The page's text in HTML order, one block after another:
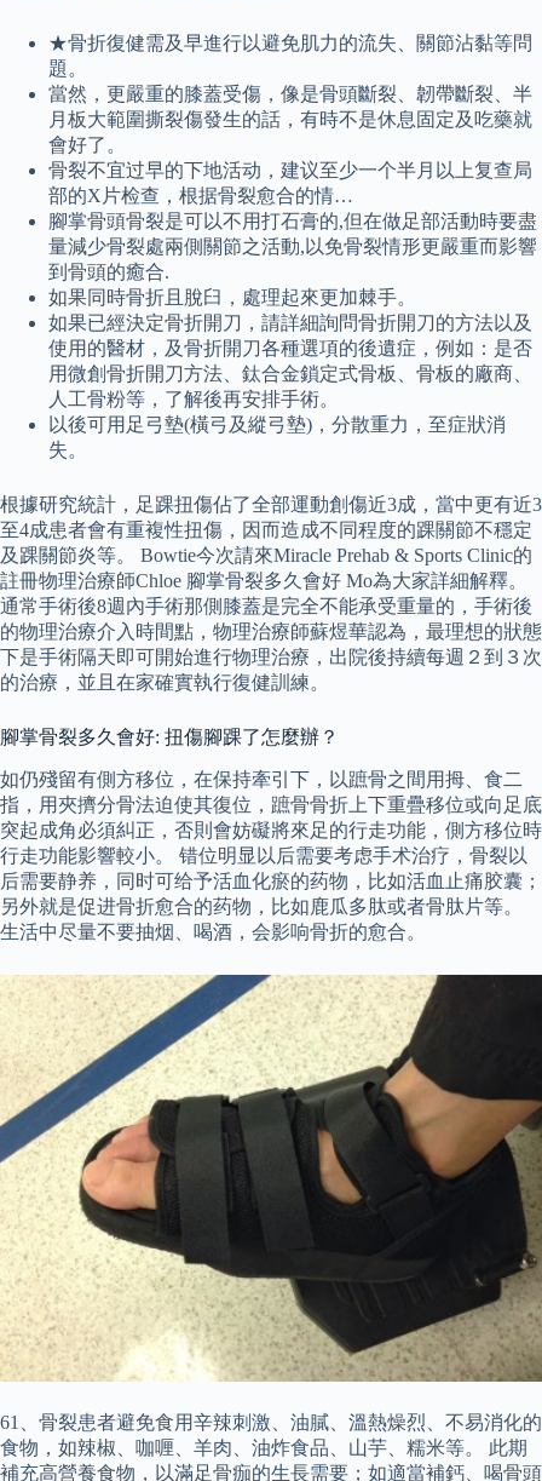
★骨折復健需及早進行以避免肌力的流失、關節沾黏等問
題。
當然，更嚴重的膝蓋受傷，像是骨頭斷裂、韌帶斷裂、半
月板大範圍撕裂傷發生的話，有時不是休息固定及吃藥就
會好了。
骨裂不宜过早的下地活动，建议至少一个半月以上复查局
部的X片检查，根据骨裂愈合的情…
腳掌骨頭骨裂是可以不用打石膏的,但在做足部活動時要盡
量減少骨裂處兩側關節之活動,以免骨裂情形更嚴重而影響
到骨頭的癒合.
如果同時骨折且脫臼，處理起來更加棘手。
如果已經決定骨折開刀，請詳細詢問骨折開刀的方法以及
使用的醫材，及骨折開刀各種選項的後遺症，例如：是否
用微創骨折開刀方法、鈦合金鎖定式骨板、骨板的廠商、
人工骨粉等，了解後再安排手術。
以後可用足弓墊(橫弓及縱弓墊)，分散重力，至症狀消
失。
根據研究統計，足踝扭傷佔了全部運動創傷近3成，當中更有近3
至4成患者會有重複性扭傷，因而造成不同程度的踝關節不穩定
及踝關節炎等。 Bowtie今次請來Miracle Prehab & Sports Clinic的
註冊物理治療師Chloe 腳掌骨裂多久會好 Mo為大家詳細解釋。
通常手術後8週內手術那側膝蓋是完全不能承受重量的，手術後
的物理治療介入時間點，物理治療師蘇煜華認為，最理想的狀態
下是手術隔天即可開始進行物理治療，出院後持續每週２到３次
的治療，並且在家確實執行復健訓練。
腳掌骨裂多久會好: 扭傷腳踝了怎麼辦？
如仍殘留有側方移位，在保持牽引下，以蹠骨之間用拇、食二
指，用夾擠分骨法迫使其復位，蹠骨骨折上下重疊移位或向足底
突起成角必須糾正，否則會妨礙將來足的行走功能，側方移位時
行走功能影響較小。 错位明显以后需要考虑手术治疗，骨裂以
后需要静养，同时可给予活血化瘀的药物，比如活血止痛胶囊；
另外就是促进骨折愈合的药物，比如鹿瓜多肽或者骨肽片等。
生活中尽量不要抽烟、喝酒，会影响骨折的愈合。
61、骨裂患者避免食用辛辣刺激、油膩、溫熱燥烈、不易消化的
食物，如辣椒、咖喱、羊肉、油炸食品、山芋、糯米等。 此期
補充高營養食物，以滿足骨痂的生長需要；如適當補鈣、喝骨頭